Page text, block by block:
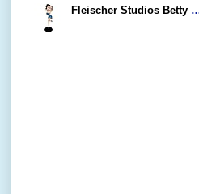
Fleischer Studios Betty Boop